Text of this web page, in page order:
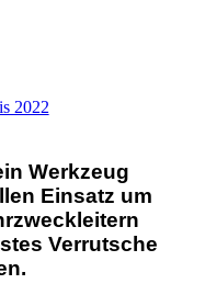
2022
Werkzeug
Einsatz um
Verrutsche